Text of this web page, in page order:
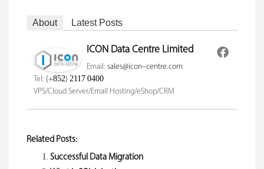
About Latest Posts
ICON Data Centre Limited
Email: sales@icon-centre.com
Tel: (+852) 2117 0400
VPS/Cloud Server/Email Hosting/eShop/CRM
Related Posts:
Successful Data Migration